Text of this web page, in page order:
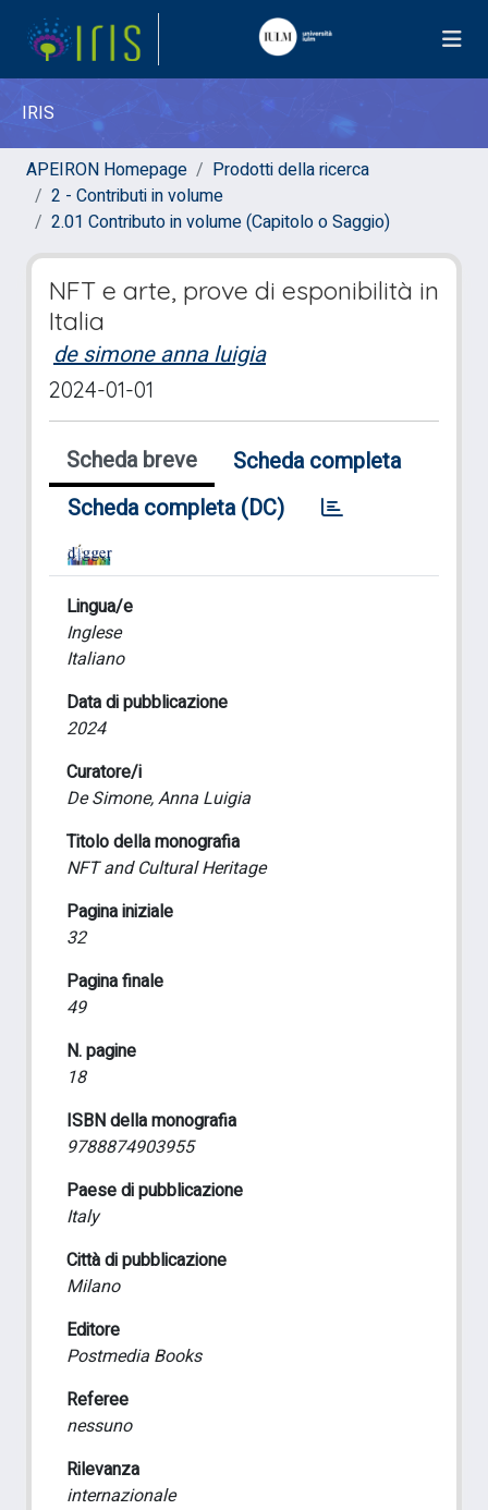
IRIS
APEIRON Homepage
Prodotti della ricerca
2 - Contributi in volume
2.01 Contributo in volume (Capitolo o Saggio)
NFT e arte, prove di esponibilità in
Italia
de simone anna luigia
2024-01-01
Scheda breve
Scheda completa
Scheda completa (DC)
Lingua/e
Inglese
Italiano
Data di pubblicazione
2024
Curatore/i
De Simone, Anna Luigia
Titolo della monografia
NFT and Cultural Heritage
Pagina iniziale
32
Pagina finale
49
N. pagine
18
ISBN della monografia
9788874903955
Paese di pubblicazione
Italy
Città di pubblicazione
Milano
Editore
Postmedia Books
Referee
nessuno
Rilevanza
internazionale